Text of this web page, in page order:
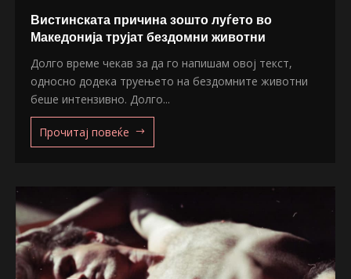
Вистинската причина зошто луѓето во
Македонија трујат бездомни животни
Долго време чекав за да го напишам овој текст,
односно додека труењето на бездомните животни
беше интензивно. Долго...
Прочитај повеќе